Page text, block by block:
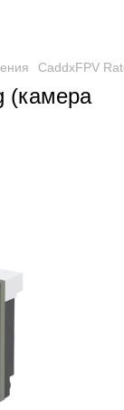
CaddxFPV
(камера